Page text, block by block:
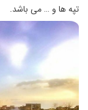
تپه‌ ها و … می باشد.